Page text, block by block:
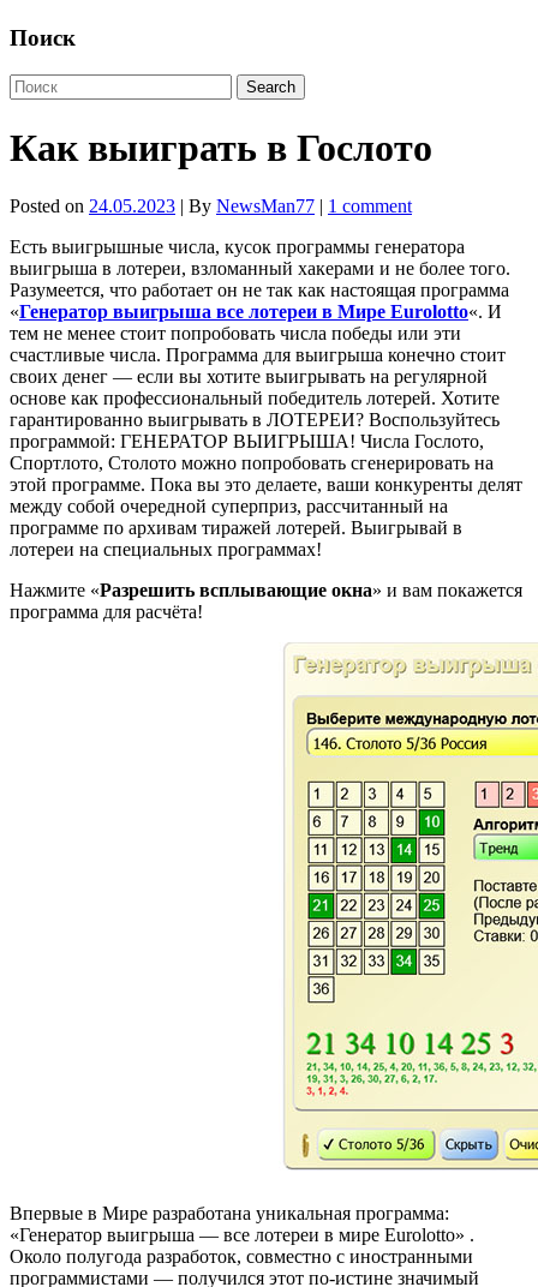
Поиск
Как выиграть в Гослото
Posted on 24.05.2023 | By NewsMan77 | 1 comment
Есть выигрышные числа, кусок программы генератора
выигрыша в лотереи, взломанный хакерами и не более того.
Разумеется, что работает он не так как настоящая программа
«Генератор выигрыша все лотереи в Мире Eurolotto«. И
тем не менее стоит попробовать числа победы или эти
счастливые числа. Программа для выигрыша конечно стоит
своих денег — если вы хотите выигрывать на регулярной
основе как профессиональный победитель лотерей. Хотите
гарантированно выигрывать в ЛОТЕРЕИ? Воспользуйтесь
программой: ГЕНЕРАТОР ВЫИГРЫША! Числа Гослото,
Спортлото, Столото можно попробовать сгенерировать на
этой программе. Пока вы это делаете, ваши конкуренты делят
между собой очередной суперприз, рассчитанный на
программе по архивам тиражей лотерей. Выигрывай в
лотереи на специальных программах!
Нажмите «Разрешить всплывающие окна» и вам покажется
программа для расчёта!
Впервые в Мире разработана уникальная программа:
«Генератор выигрыша — все лотереи в мире Еurolotto» .
Около полугода разработок, совместно с иностранными
программистами — получился этот по-истине значимый